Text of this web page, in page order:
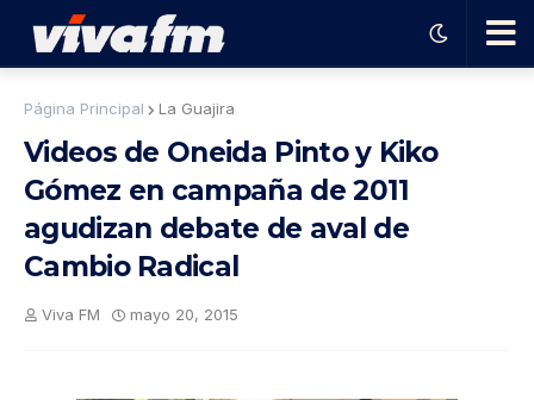
Ha
Página Principal La Guajira
Videos de Oneida Pinto y Kiko
Gómez en campaña de 2011
agudizan debate de aval de
Cambio Radical
Viva FM mayo 20, 2015